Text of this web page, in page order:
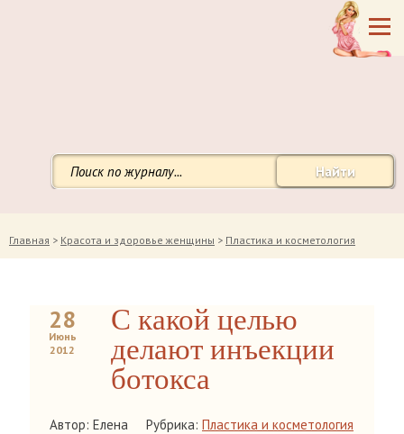
Найти
Главная > Красота и здоровье женщины > Пластика и косметология
28
Июнь
2012
С какой целью
делают инъекции
ботокса
Автор: Елена Рубрика: Пластика и косметология